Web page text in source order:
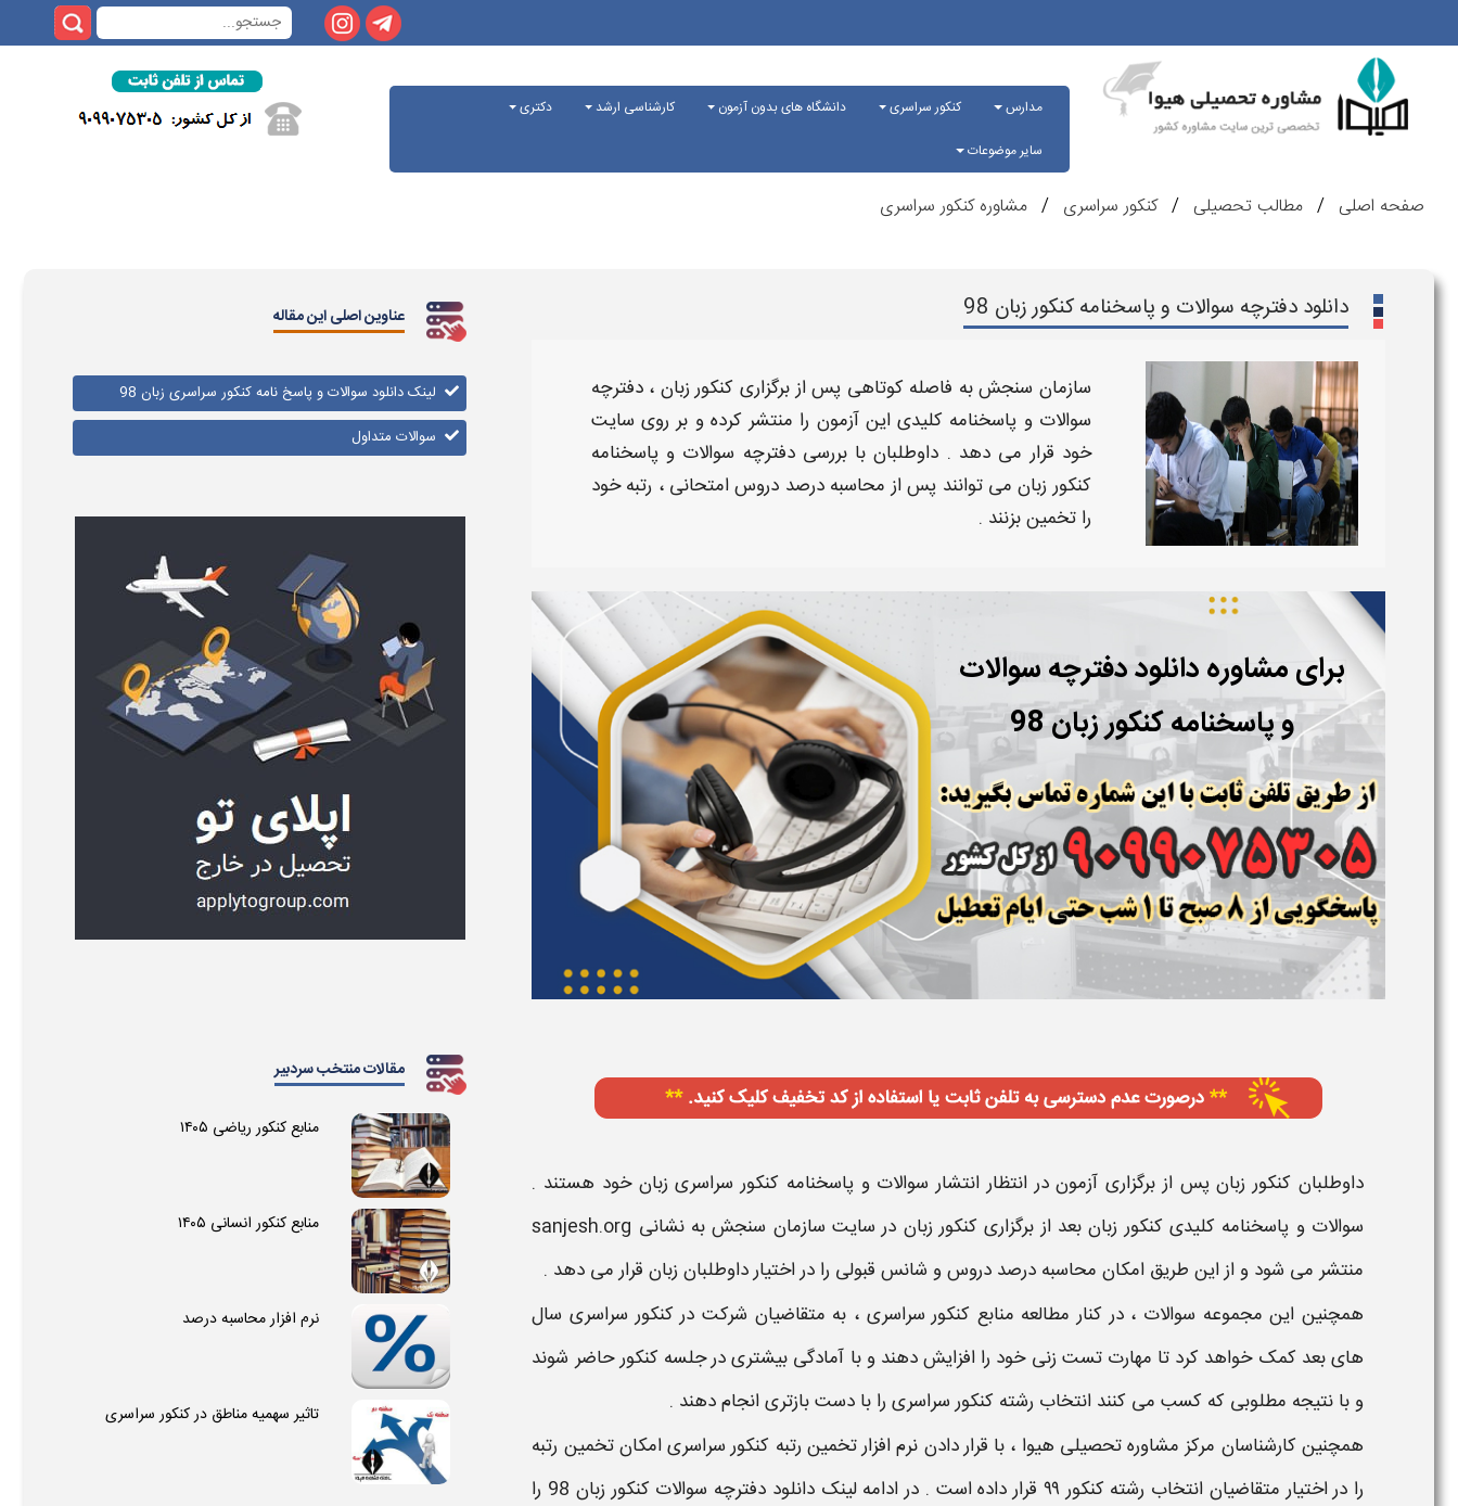
مدارس کنکور سراسری دانشگاه های بدون آزمون کارشناسی ارشد
دکتری
سایر موضوعات
صفحه اصلی مطالب تحصیلی کنکور سراسری مشاوره کنکور سراسری
دانلود دفترچه سوالات و پاسخنامه کنکور زبان 98
سازمان سنجش به فاصله کوتاهی پس از برگزاری کنکورزبان ، دفترچه
سوالات و پاسخنامه کلیدی این آزمون را منتشر کرده و بر روی سایت
خود قرار می دهد . داوطلبان با بررسی دفترچه سوالات و پاسخنامه
کنکور زبان می توانند پس از محاسبه درصد دروس امتحانی ، رتبه خود
را تخمین بزنند .
برای مشاوره دانلود دفترچه سوالات
و پاسخنامه کنکور زبان 98
داوطلبان کنکور زبان پس از برگزاری آزمون در انتظار انتشار سوالات و پاسخنامه کنکور سراسری زبان خود هستند .
سوالات و پاسخنامه کلیدی کنکور زبان بعد از برگزاری کنکور زبان در سایت سازمان سنجش به نشانی sanjesh.org
منتشر می شود و از این طریق امکان محاسبه درصد دروس و شانس قبولی را در اختیار داوطلبان زبان قرار می دهد .
همچنین این مجموعه سوالات ، در کنار مطالعه منابع کنکور سراسری ، به متقاضیان شرکت در کنکور سراسری سال
های بعد کمک خواهد کرد تا مهارت تست زنی خود را افزایش دهند و با آمادگی بیشتری در جلسه کنکور حاضر شوند
و با نتیجه مطلوبی که کسب می کنند انتخاب رشته کنکور سراسری را با دست بازتری انجام دهند .
همچنین کارشناسان مرکز مشاوره تحصیلی هیوا ، با قرار دادن نرم افزار تخمین رتبه کنکور سراسری امکان تخمین رتبه
را در اختیار متقاضیان انتخاب رشته کنکور ۹۹ قرار داده است . در ادامه لینک دانلود دفترچه سوالات کنکور زبان 98 را
عناوین اصلی این مقاله
لینک دانلود سوالات و پاسخ نامه کنکور سراسری زبان 98
سوالات متداول
مقالات منتخب سردبیر
منابع کنکور ریاضی ۱۴۰۵
منابع کنکور انسانی ۱۴۰۵
نرم افزار محاسبه درصد
تاثیر سهمیه مناطق در کنکور سراسری